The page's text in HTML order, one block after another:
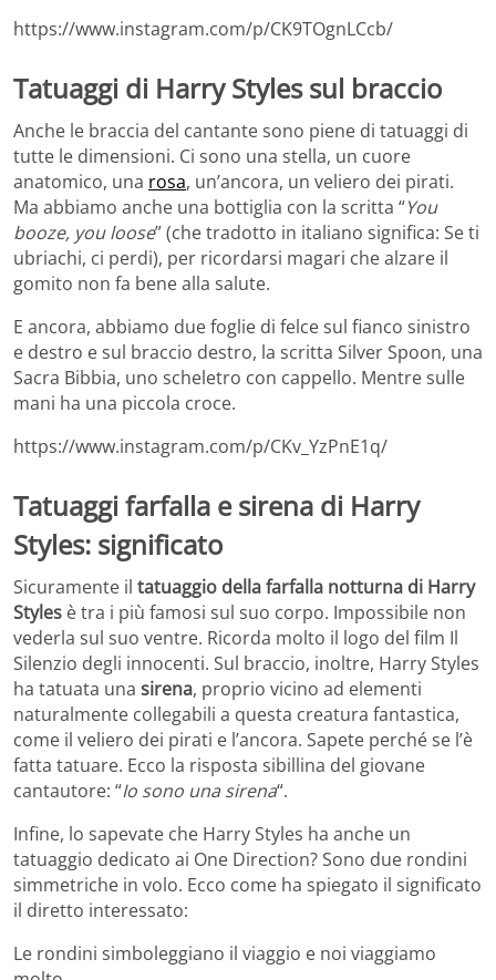
https://www.instagram.com/p/CK9TOgnLCcb/
Tatuaggi di Harry Styles sul braccio
Anche le braccia del cantante sono piene di tatuaggi di
tutte le dimensioni. Ci sono una stella, un cuore
anatomico, una rosa, un’ancora, un veliero dei pirati.
Ma abbiamo anche una bottiglia con la scritta “You
booze, you loose” (che tradotto in italiano significa: Se ti
ubriachi, ci perdi), per ricordarsi magari che alzare il
gomito non fa bene alla salute.
E ancora, abbiamo due foglie di felce sul fianco sinistro
e destro e sul braccio destro, la scritta Silver Spoon, una
Sacra Bibbia, uno scheletro con cappello. Mentre sulle
mani ha una piccola croce.
https://www.instagram.com/p/CKv_YzPnE1q/
Tatuaggi farfalla e sirena di Harry
Styles: significato
Sicuramente il tatuaggio della farfalla notturna di Harry
Styles è tra i più famosi sul suo corpo. Impossibile non
vederla sul suo ventre. Ricorda molto il logo del film Il
Silenzio degli innocenti. Sul braccio, inoltre, Harry Styles
ha tatuata una sirena, proprio vicino ad elementi
naturalmente collegabili a questa creatura fantastica,
come il veliero dei pirati e l’ancora. Sapete perché se l’è
fatta tatuare. Ecco la risposta sibillina del giovane
cantautore: “Io sono una sirena“.
Infine, lo sapevate che Harry Styles ha anche un
tatuaggio dedicato ai One Direction? Sono due rondini
simmetriche in volo. Ecco come ha spiegato il significato
il diretto interessato:
Le rondini simboleggiano il viaggio e noi viaggiamo